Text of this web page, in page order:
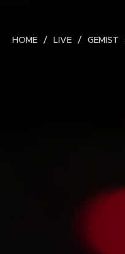
HOME LIVE GEMIST